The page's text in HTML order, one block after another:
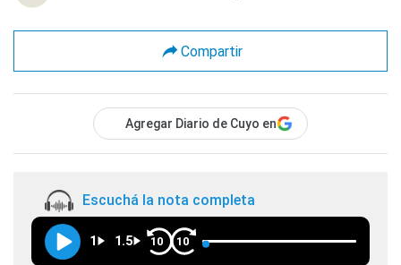
Compartir
Agregar Diario de Cuyo en
Escuchá la nota completa
1 1.5 10 10